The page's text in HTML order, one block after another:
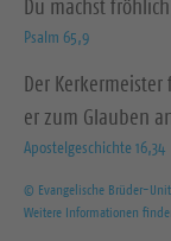
Du machst
Psalm 65,9
Der
er zum Glauben
Apostelgeschichte 16,34
© Evangelische Brüder-
Weitere Informationen